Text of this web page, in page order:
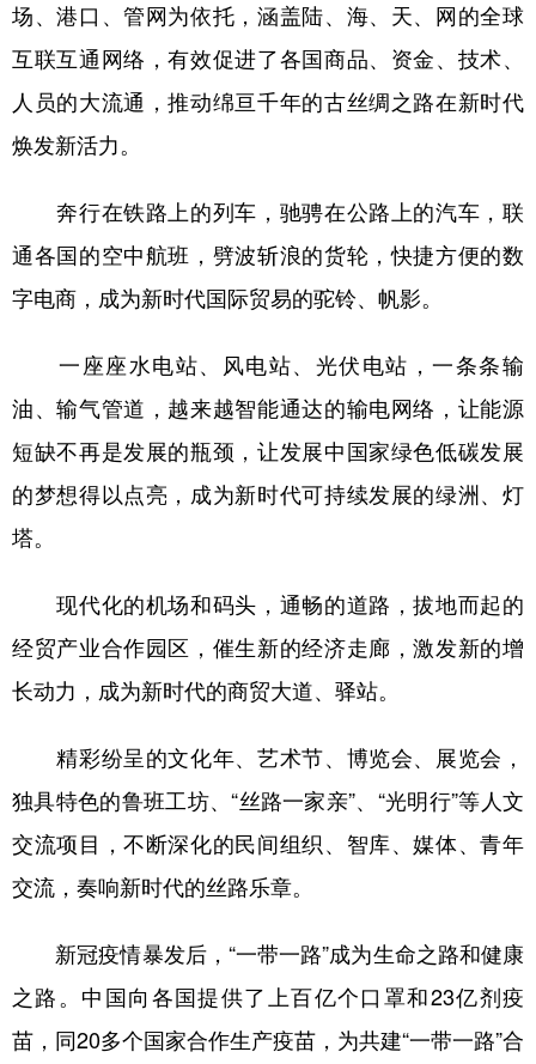
场、港口、管网为依托，涵盖陆、海、天、网的全球
互联互通网络，有效促进了各国商品、资金、技术、
人员的大流通，推动绵亘千年的古丝绸之路在新时代
焕发新活力。
奔行在铁路上的列车，驰骋在公路上的汽车，联
通各国的空中航班，劈波斩浪的货轮，快捷方便的数
字电商，成为新时代国际贸易的驼铃、帆影。
一座座水电站、风电站、光伏电站，一条条输
油、输气管道，越来越智能通达的输电网络，让能源
短缺不再是发展的瓶颈，让发展中国家绿色低碳发展
的梦想得以点亮，成为新时代可持续发展的绿洲、灯
塔。
现代化的机场和码头，通畅的道路，拔地而起的
经贸产业合作园区，催生新的经济走廊，激发新的增
长动力，成为新时代的商贸大道、驿站。
精彩纷呈的文化年、艺术节、博览会、展览会，
独具特色的鲁班工坊、“丝路一家亲”、“光明行”等人文
交流项目，不断深化的民间组织、智库、媒体、青年
交流，奏响新时代的丝路乐章。
新冠疫情暴发后，“一带一路”成为生命之路和健康
之路。中国向各国提供了上百亿个口罩和23亿剂疫
苗，同20多个国家合作生产疫苗，为共建“一带一路”合